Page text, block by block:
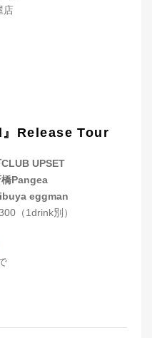
店
Release Tour
UPSET
橋Pangea
eggman
（1drink別）